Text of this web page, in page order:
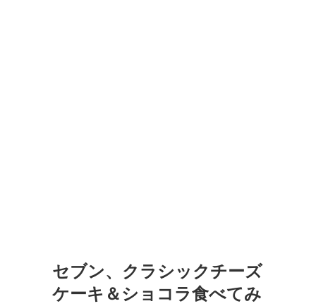
セブン、クラシックチーズ
ケーキ＆ショコラ食べてみ